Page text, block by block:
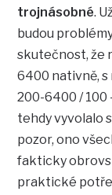
trojnásobné.
budou
skutečnost, že
6400 nativně, s
200-6400 / 100
tehdy vyvolalo
pozor, ono
fakticky
praktické